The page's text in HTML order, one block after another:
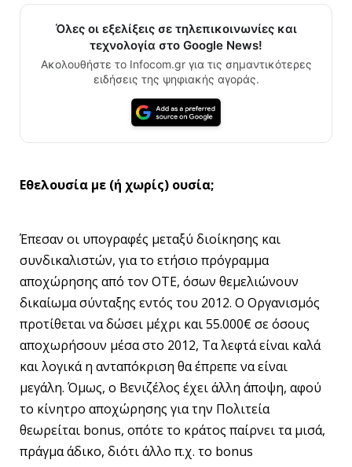
Όλες οι εξελίξεις σε τηλεπικοινωνίες και
τεχνολογία στο Google News!
Ακολουθήστε το Infocom.gr για τις σημαντικότερες
ειδήσεις της ψηφιακής αγοράς.
Εθελουσία με (ή χωρίς) ουσία;
Έπεσαν οι υπογραφές μεταξύ διοίκησης και
συνδικαλιστών, για το ετήσιο πρόγραμμα
αποχώρησης από τον ΟΤΕ, όσων θεμελιώνουν
δικαίωμα σύνταξης εντός του 2012. Ο Οργανισμός
προτίθεται να δώσει μέχρι και 55.000€ σε όσους
αποχωρήσουν μέσα στο 2012, Τα λεφτά είναι καλά
και λογικά η ανταπόκριση θα έπρεπε να είναι
μεγάλη. Όμως, ο Βενιζέλος έχει άλλη άποψη, αφού
το κίνητρο αποχώρησης για την Πολιτεία
θεωρείται bonus, οπότε το κράτος παίρνει τα μισά,
πράγμα άδικο, διότι άλλο π.χ. το bonus